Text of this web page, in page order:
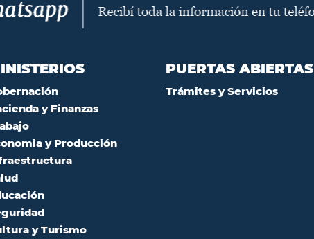
y Finanzas
y Producción
y Turismo
PUERTAS ABIERTAS
Trámites y Servicios